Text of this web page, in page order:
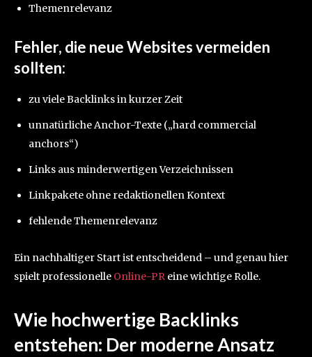
Themenrelevanz
Fehler, die neue Websites vermeiden
sollten:
zu viele Backlinks in kurzer Zeit
unnatürliche Anchor-Texte („hard commercial
anchors“)
Links aus minderwertigen Verzeichnissen
Linkpakete ohne redaktionellen Kontext
fehlende Themenrelevanz
Ein nachhaltiger Start ist entscheidend – und genau hier
spielt professionelle Online-PR eine wichtige Rolle.
Wie hochwertige Backlinks
entstehen: Der moderne Ansatz